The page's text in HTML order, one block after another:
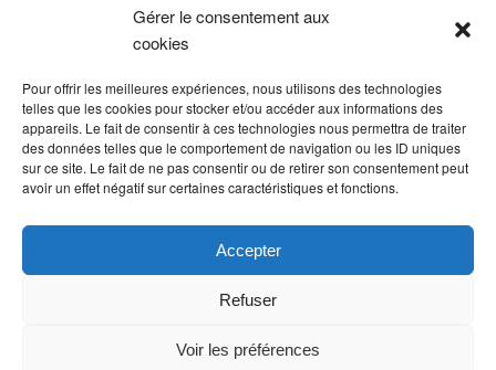
L M M J V S D
1
2
3
4 5 6 7 8
9
10
11 13
17
18 19 20 21 22
25
31
Fièrement propulsé par WordPress
Gérer le consentement aux
cookies
Pour offrir les meilleures expériences, nous utilisons des technologies
telles que les cookies pour stocker et/ou accéder aux informations des
appareils. Le fait de consentir à ces technologies nous permettra de traiter
des données telles que le comportement de navigation ou les ID uniques
sur ce site. Le fait de ne pas consentir ou de retirer son consentement peut
avoir un effet négatif sur certaines caractéristiques et fonctions.
Accepter
Refuser
Voir les préférences